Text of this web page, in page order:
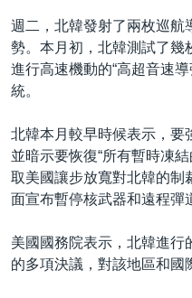
週二，北韓發射了兩枚巡航
勢。本月初，北韓測試了幾
進行高速機動的“高超音速
統。
北韓本月較早時候表示，要
並暗示要恢復“所有暫時凍
取美國讓步放寬對北韓的制
面宣布暫停核武器和遠程彈
美國國務院表示，北韓進行
的多項決議，對該地區和國